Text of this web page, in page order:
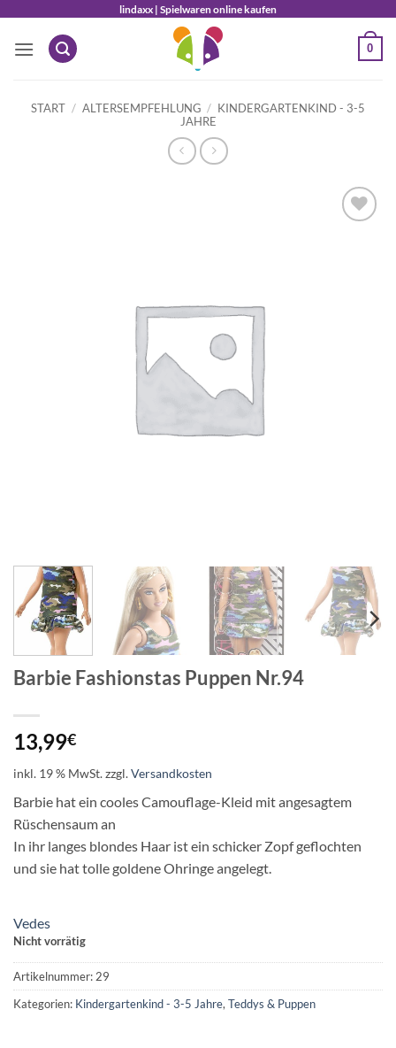
springen
lindaxx | Spielwaren online kaufen
0
START / ALTERSEMPFEHLUNG / KINDERGARTENKIND - 3-5
JAHRE
Barbie Fashionstas Puppen Nr.94
13,99€
inkl. 19 % MwSt.zzgl.Versandkosten
Barbie hat ein cooles Camouflage-Kleid mit angesagtem
Rüschensaum an
In ihr langes blondes Haar ist ein schicker Zopf geflochten
und sie hat tolle goldene Ohringe angelegt.
Vedes
Nicht vorrätig
Artikelnummer: 29
Kategorien: Kindergartenkind - 3-5 Jahre, Teddys & Puppen